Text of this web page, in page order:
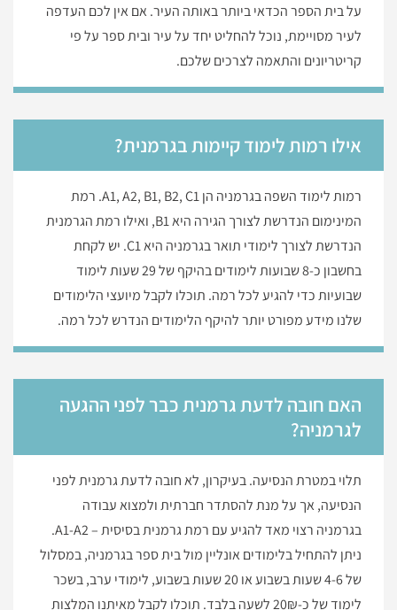
על בית הספר הכדאי ביותר באותה העיר. אם אין לכם העדפה
לעיר מסויימת, נוכל להחליט יחד על עיר ובית ספר על פי
קריטריונים והתאמה לצרכים שלכם.
אילו רמות לימוד קיימות בגרמנית?
רמות לימוד השפה בגרמניה הן A1, A2, B1, B2, C1. רמת
המינימום הנדרשת לצורך הגירה היא B1, ואילו רמת הגרמנית
הנדרשת לצורך לימודי תואר בגרמניה היא C1. יש לקחת
בחשבון כ-8 שבועות לימודים בהיקף של 29 שעות לימוד
שבועיות כדי להגיע לכל רמה. תוכלו לקבל מיועצי הלימודים
שלנו מידע מפורט יותר להיקף הלימודים הנדרש לכל רמה.
האם חובה לדעת גרמנית כבר לפני ההגעה
לגרמניה?
תלוי במטרת הנסיעה. בעיקרון, לא חובה לדעת גרמנית לפני
הנסיעה, אך על מנת להסתדר חברתית ולמצוא עבודה
בגרמניה רצוי מאד להגיע עם רמת גרמנית בסיסית – A1-A2.
ניתן להתחיל בלימודים אונליין מול בית ספר בגרמניה, במסלול
של 4-6 שעות בשבוע או 20 שעות בשבוע, לימודי ערב, בשכר
לימוד של כ-20₪ לשעה בלבד. תוכלו לקבל מאיתנו המלצות